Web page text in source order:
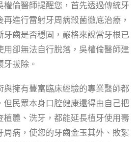
權倫醫師提醒您，首先透過傳統牙
進行雷射牙周病殺菌徹底治療，
牙齒是否穩固，嚴格來說當牙根已
用卻無法自行脫落，吳權倫醫師建
拔除。
與擁有豐富臨床經驗的專業醫師都
但民眾本身口腔健康還得由自己把
植體、洗牙，都能延長植牙使用壽
周病，使您的牙齒金玉其外、敗絮